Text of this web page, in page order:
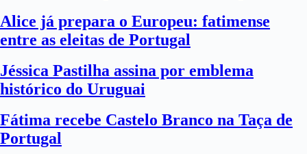
Alice já prepara o Europeu: fatimense
entre as eleitas de Portugal
Jéssica Pastilha assina por emblema
histórico do Uruguai
Fátima recebe Castelo Branco na Taça de
Portugal